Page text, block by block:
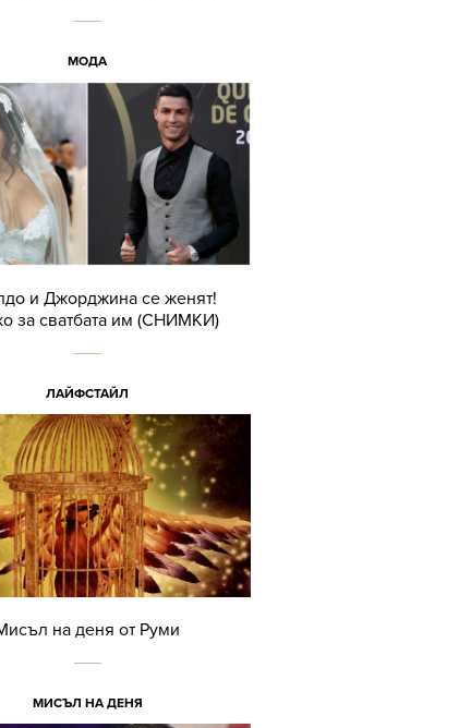
МОДА
и Джорджина се женят!
за сватбата им (СНИМКИ)
ЛАЙФСТАЙЛ
на деня от Руми
МИСЪЛ НА ДЕНЯ